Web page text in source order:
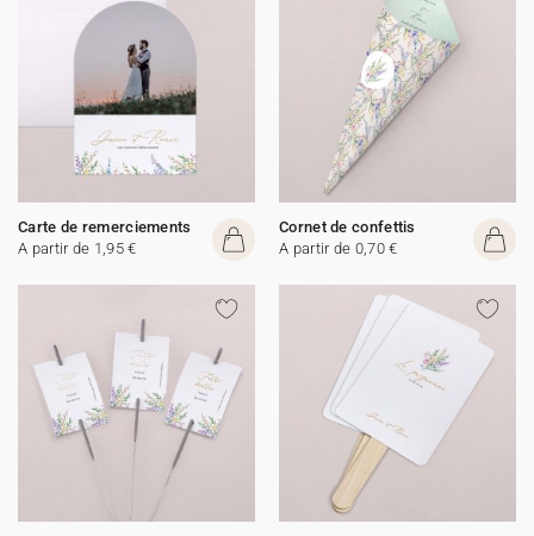
Carte de remerciements
A partir de 1,95 €
Cornet de confettis
A partir de 0,70 €